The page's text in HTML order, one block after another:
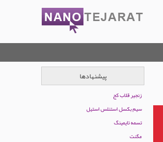
پیشنهادها
زنجیر قلاب کج
سیم بکسل استنلس استیل
تسمه تایمینگ
مگنت